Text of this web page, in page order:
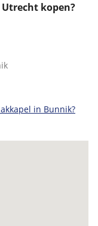
kopen?
in Bunnik?